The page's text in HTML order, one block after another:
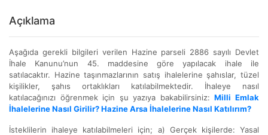
Açıklama
Aşağıda gerekli bilgileri verilen Hazine parseli 2886 sayılı Devlet
İhale Kanunu’nun 45. maddesine göre yapılacak ihale ile
satılacaktır. Hazine taşınmazlarının satış ihalelerine şahıslar, tüzel
kişilikler, şahıs ortaklıkları katılabilmektedir. İhaleye nasıl
katılacağınızı öğrenmek için şu yazıya bakabilirsiniz:Milli Emlak
İhalelerine Nasıl Girilir? Hazine Arsa İhalelerine Nasıl Katılırım?
İsteklilerin ihaleye katılabilmeleri için; a) Gerçek kişilerde: Yasal